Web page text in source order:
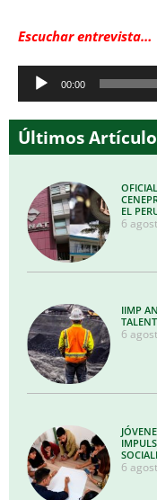
Escuchar entrevista…
Reproductor
00:00
Últimos
EL
6
IIMP
6
6